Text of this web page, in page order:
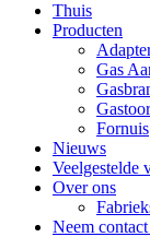
Thuis
Producten
Gas
Fornuis
Nieuws
Veelgestelde
Over ons
Neem